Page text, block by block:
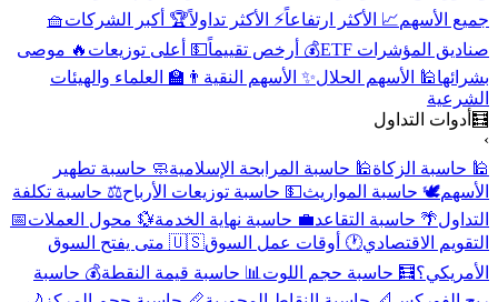
جميع الأسهم📈 الأكثر ارتفاعاً⚡ الأكثر تداولاً🏆 أكبر الشركات🧺
صناديق المؤشرات ETF
💰 أرخص تقييماً💵 أعلى توزيعات🔥 موصى
بشرائها🕌 الأسهم الحلال ✨ الأسهم النقية👨‍🏫 العلماء والهيئات
الشرعية
🧮أدوات التداول
🕌 حاسبة الزكاة🕌 حاسبة المرابحة الإسلامية🧼 حاسبة تطهير
الأسهم🕊️ حاسبة المواريث💵 حاسبة توزيعات الأرباح⚖️ حاسبة تكلفة
التداول 🌴 حاسبة التقاعد💼 حاسبة نهاية الخدمة💱 محول العملات📅
التقويم الاقتصادي🕐 أوقات عمل السوق
🇺🇸 متى يفتح السوق
الأمريكي؟🧮 حاسبة حجم اللوت📊 حاسبة قيمة النقطة💰 حاسبة